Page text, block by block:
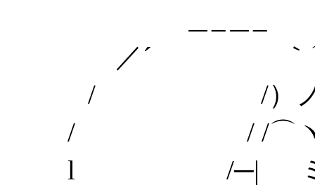
／´ ｀⌒
/ /）ノ）
/ / /⌒ヽ
l /─| ミ